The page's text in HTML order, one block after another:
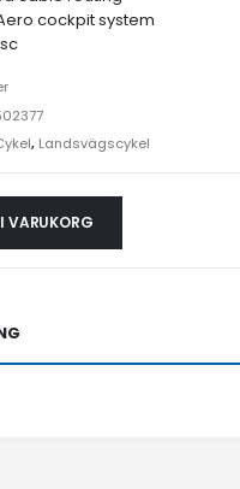
cockpit system
, Landsvägscykel
VARUKORG